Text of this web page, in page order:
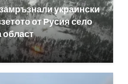
украински
от Русия село
област